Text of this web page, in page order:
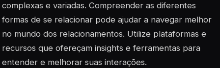
complexas e variadas. Compreender as diferentes
formas de se relacionar pode ajudar a navegar melhor
no mundo dos relacionamentos. Utilize plataformas e
recursos que ofereçam insights e ferramentas para
entender e melhorar suas interações.